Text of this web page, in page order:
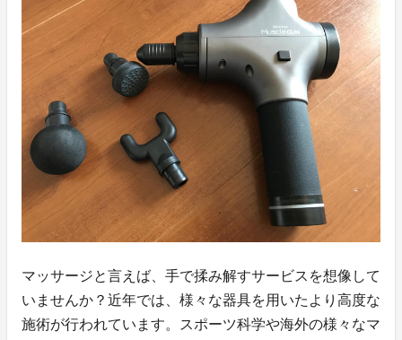
マッサージと言えば、手で揉み解すサービスを想像して
いませんか？近年では、様々な器具を用いたより高度な
施術が行われています。スポーツ科学や海外の様々なマ